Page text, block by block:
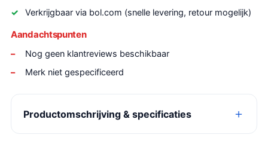
Verkrijgbaar via bol.com (snelle levering, retour mogelijk)
Aandachtspunten
Nog geen klantreviews beschikbaar
Merk niet gespecificeerd
Productomschrijving & specificaties